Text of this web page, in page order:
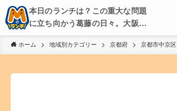
本日のランチは？この重大な問題
に立ち向かう葛藤の日々。大阪・
京都・神戸を中心とした食べ歩
き、飲み歩きを綴る。
ホーム 地域別カテゴリー 京都府 京都市中京区